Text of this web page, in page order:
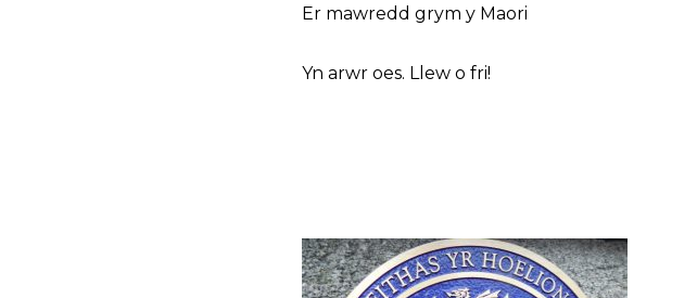
Er mawredd grym y Maori
Yn arwr oes. Llew o fri!